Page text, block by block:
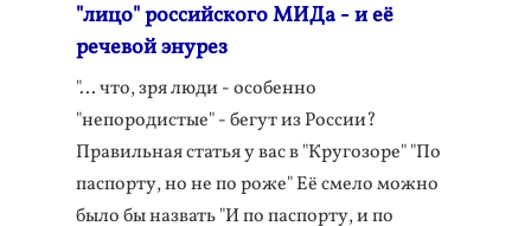
"лицо" российского МИДа - и её
речевой энурез
"... что, зря люди - особенно
"непородистые" - бегут из России?
Правильная статья у вас в "Кругозоре" "По
паспорту, но не по роже" Её смело можно
было бы назвать "И по паспорту, и по